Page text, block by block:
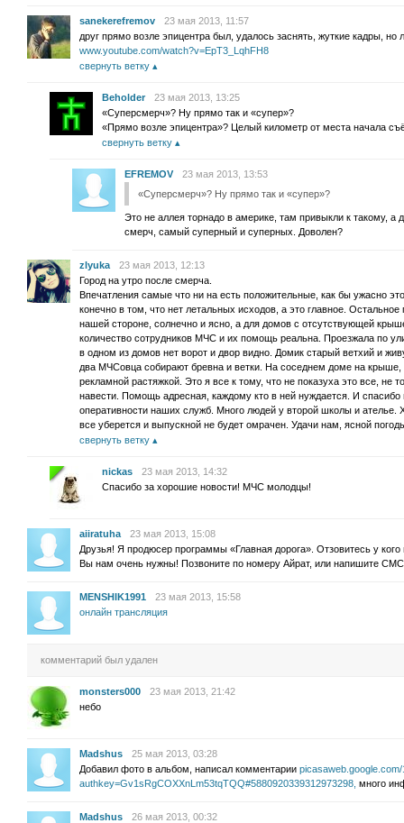
sanekerefremov
23 мая 2013, 11:57
друг прямо возле эпицентра был, удалось заснять, жуткие кадры, но
www.youtube.com/watch?v=EpT3_LqhFH8
свернуть ветку
Beholder
23 мая 2013, 13:25
«Суперсмерч»? Ну прямо так и «супер»?
«Прямо возле эпицентра»? Целый километр от места начала
свернуть ветку
EFREMOV
23 мая 2013, 13:53
«Суперсмерч»? Ну прямо так и «супер»?
Это не аллея торнадо в америке, там привыкли к такому,
смерч, самый суперный и суперных. Доволен?
zlyuka
23 мая 2013, 12:13
Город на утро после смерча.
Впечатления самые что ни на есть положительные, как бы ужасно
конечно в том, что нет летальных исходов, а это главное.
нашей стороне, солнечно и ясно, а для домов с отсутствующей
количество сотрудников МЧС и их помощь реальна. Проезжала по
в одном из домов нет ворот и двор видно. Домик старый ветхий и
два МЧСовца собирают бревна и ветки. На соседнем доме на крыше,
рекламной растяжкой. Это я все к тому, что не показуха это все, не
навести. Помощь адресная, каждому кто в ней нуждается. И
оперативности наших служб. Много людей у второй школы и ателье.
все уберется и выпускной не будет омрачен. Удачи нам, ясной
свернуть ветку
nickas
23 мая 2013, 14:32
Спасибо за хорошие новости! МЧС молодцы!
aiiratuha
23 мая 2013, 15:08
Друзья! Я продюсер программы «Главная дорога». Отзовитесь у кого
Вы нам очень нужны! Позвоните по номеру Айрат, или напишите СМС
MENSHIK1991
23 мая 2013, 15:58
онлайн трансляция
комментарий был удален
monsters000
23 мая 2013, 21:42
небо
Madshus
25 мая 2013, 03:28
Добавил фото в альбом, написал комментарии
authkey=Gv1sRgCOXXnLm53tqTQQ#5880920339312973298, много
Madshus
26 мая 2013, 00:32